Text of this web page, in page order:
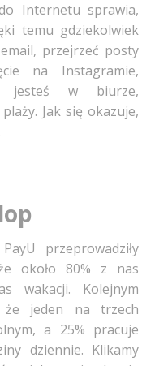
Internetu sprawia,
temu gdziekolwiek
przejrzeć posty
na Instagramie,
jesteś w biurze,
Jak się okazuje,
przeprowadziły
około 80% z nas
wakacji. Kolejnym
że jeden na trzech
a 25% pracuje
dziennie. Klikamy